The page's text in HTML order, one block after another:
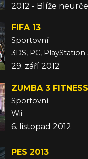
2012 - Blíže
FIFA 13
Sportovní
3DS, PC, PlayStation
29. září 2012
ZUMBA 3
Sportovní
Wii
6. listopad 2012
PES 2013